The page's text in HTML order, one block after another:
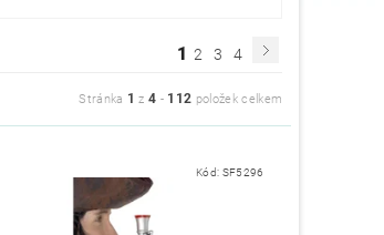
1 2 3 4
Stránka 1 z4 - 112 položek celkem
Kód: SF5296